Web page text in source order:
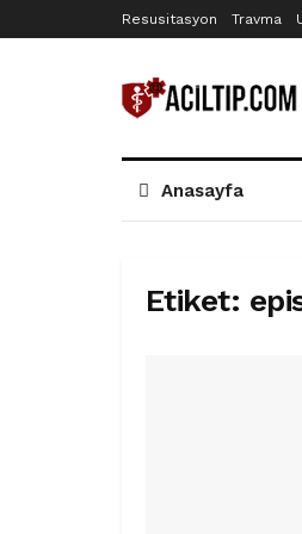
Resusitasyon Travma
Anasayfa
Etiket: